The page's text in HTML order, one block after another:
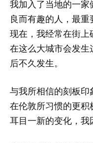
我加入了当地的一
良而有趣的人，最重
现在，我经常在街
在这么大城市会发
后不久发生。
与我所相信的刻板
在伦敦所习惯的更
耳目一新的变化，我